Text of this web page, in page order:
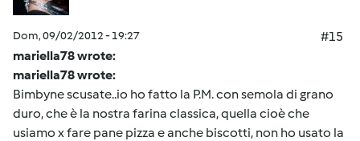
Dom, 09/02/2012 - 19:27
#15
mariella78 wrote:
mariella78 wrote:
Bimbyne scusate..io ho fatto la P.M. con semola di grano
duro, che è la nostra farina classica, quella cioè che
usiamo x fare pane pizza e anche biscotti, non ho usato la